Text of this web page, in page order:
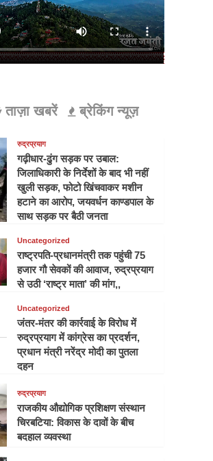
ताज़ा खबरें ब्रेकिंग न्यूज़
रुद्रप्रयाग
गढ़ीधार-ढुंग सड़क पर उबाल:
जिलाधिकारी के निर्देशों के बाद भी नहीं
खुली सड़क, फोटो खिंचवाकर मशीन
हटाने का आरोप, जयवर्धन काण्डपाल के
साथ सड़क पर बैठी जनता
Uncategorized
राष्ट्रपति-प्रधानमंत्री तक पहुंची 75
हजार गौ सेवकों की आवाज, रुद्रप्रयाग
से उठी ‘राष्ट्र माता’ की मांग,,
Uncategorized
जंतर-मंतर की कार्रवाई के विरोध में
रुद्रप्रयाग में कांग्रेस का प्रदर्शन,
प्रधान मंत्री नरेंद्र मोदी का पुतला
दहन
रुद्रप्रयाग
राजकीय औद्योगिक प्रशिक्षण संस्थान
चिरबटिया: विकास के दावों के बीच
बदहाल व्यवस्था